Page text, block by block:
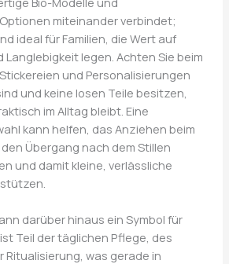
miteinander verbindet;
ideal für Familien, die Wert auf
legen. Achten Sie beim
und Personalisierungen
und keine losen Teile besitzen,
im Alltag bleibt. Eine
kann helfen, das Anziehen beim
Übergang nach dem Stillen
und damit kleine, verlässliche
darüber hinaus ein Symbol für
Teil der täglichen Pflege, des
Ritualisierung, was gerade in